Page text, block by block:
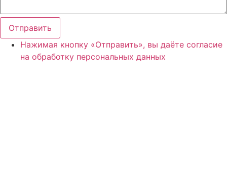
Отправить
Нажимая кнопку «Отправить», вы даёте согласие
на обработку персональных данных